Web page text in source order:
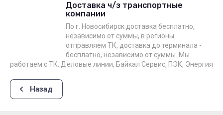
Доставка ч/з транспортные
компании
По г. Новосибирск доставка бесплатно,
независимо от суммы, в регионы
отправляем ТК, доставка до терминала -
бесплатно, независимо от суммы. Мы
работаем с ТК: Деловые линии, Байкал Сервис, ПЭК, Энергия
Назад